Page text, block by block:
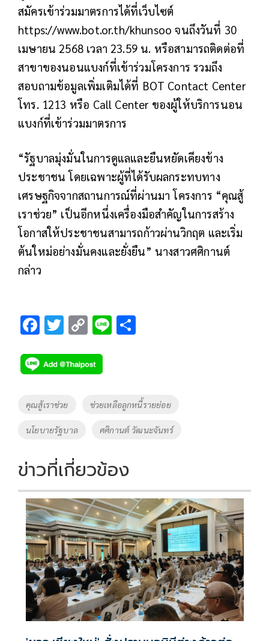
สมัครเข้าร่วมมาตรการได้ที่เว็บไซต์
https://www.bot.or.th/khunsoo จนถึงวันที่ 30
เมษายน 2568 เวลา 23.59 น. หรือสามารถติดต่อที่
สาขาของนอนแบงก์ที่เข้าร่วมโครงการ รวมถึง
สอบถามข้อมูลเพิ่มเติมได้ที่ BOT Contact Center
โทร. 1213 หรือ Call Center ของผู้ให้บริการนอน
แบงก์ที่เข้าร่วมมาตรการ
“รัฐบาลมุ่งมั่นในการดูแลและยืนหยัดเคียงข้าง
ประชาชน โดยเฉพาะผู้ที่ได้รับผลกระทบทาง
เศรษฐกิจจากสถานการณ์ที่ผ่านมา โครงการ “คุณสู้
เราช่วย” เป็นอีกหนึ่งเครื่องมือสำคัญในการสร้าง
โอกาสให้ประชาชนสามารถก้าวผ่านวิกฤต และเริ่ม
ต้นใหม่อย่างมั่นคงและยั่งยืน” นางสาวศศิกานต์
กล่าว
F
e
b
o
k
T
tt
er
C
p
y
Li
Li
Tags
คุณสู้เราช่วย ช่วยเหลือลูกหนี้รายย่อย
นโยบายรัฐบาล ศศิกานต์ วัฒนะจันทร์
ข่าวที่เกี่ยวข้อง